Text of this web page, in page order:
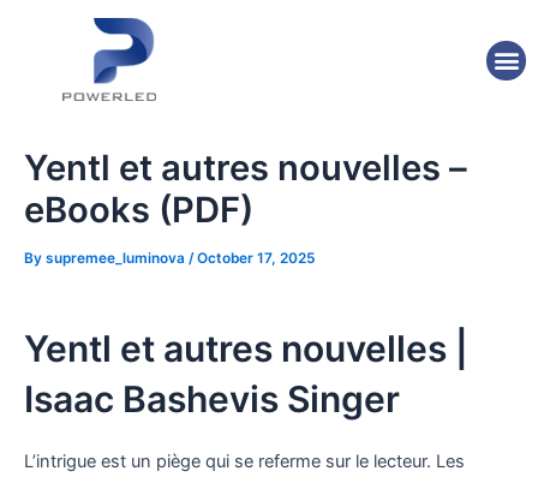
Yentl et autres nouvelles –
eBooks (PDF)
By supremee_luminova /October 17, 2025
Yentl et autres nouvelles |
Isaac Bashevis Singer
L’intrigue est un piège qui se referme sur le lecteur. Les
navigation